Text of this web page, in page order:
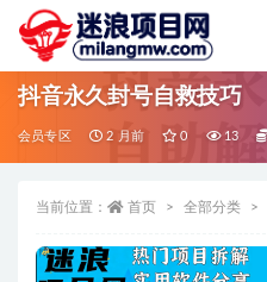
抖音永久封号自救技巧
会员专区 2 月前 0 13
当前位置： 首页 全部分类
全部